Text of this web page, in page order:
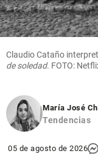
Claudio Cataño
de soledad. FOTO:
María José
Tendencias
05 de agosto de 2026